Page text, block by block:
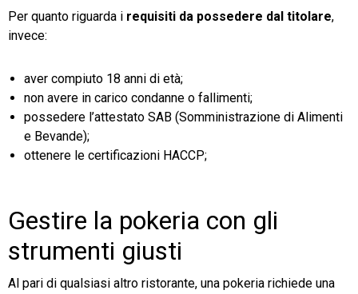
Per quanto riguarda i requisiti da possedere dal titolare,
invece:
aver compiuto 18 anni di età;
non avere in carico condanne o fallimenti;
possedere l’attestato SAB (Somministrazione di Alimenti
e Bevande);
ottenere le certificazioni HACCP;
Gestire la pokeria con gli
strumenti giusti
Al pari di qualsiasi altro ristorante, una pokeria richiede una